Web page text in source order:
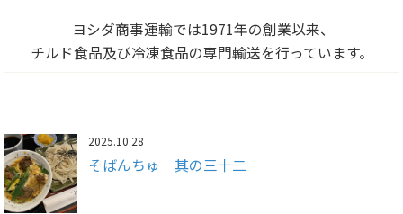
ヨシダ商事運輸では1971年の創業以来、
チルド食品及び冷凍食品の専門輸送を行っています。
2025.10.28
そばんちゅ 其の三十二